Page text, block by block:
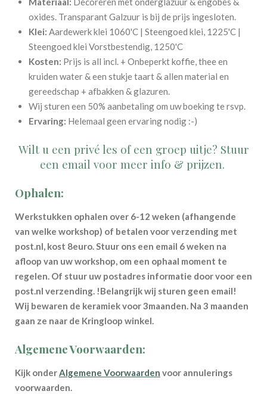
oxides. Transparant Galzuur is bij de prijs ingesloten.
Klei: Aardewerk klei 1060'C | Steengoed klei, 1225'C |
Steengoed klei Vorstbestendig, 1250'C
Kosten: Prijs is all incl. + Onbeperkt koffie, thee en
kruiden water & een stukje taart & allen material en
gereedschap + afbakken & glazuren.
Wij sturen een 50% aanbetaling om uw boeking te rsvp.
Ervaring: Helemaal geen ervaring nodig :-)
Wilt u een privé les of een groep uitje? Stuur
een email voor meer info & prijzen.
Ophalen:
Werkstukken ophalen over 6-12 weken (afhangende
van welke workshop) of betalen voor verzending met
post.nl, kost 8euro. Stuur ons een email 6 weken na
afloop van uw workshop, om een ophaal moment te
regelen. Of stuur uw postadres informatie door voor een
post.nl verzending. !Belangrijk wij sturen geen email!
Wij bewaren de keramiek voor 3maanden. Na 3 maanden
gaan ze naar de Kringloop winkel.
Algemene Voorwaarden:
Kijk onderAlgemene Voorwaarden voor annulerings
voorwaarden.